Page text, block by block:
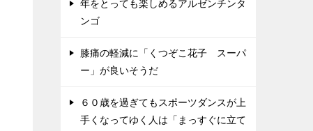
年をとっても楽しめるアルゼンチンタ
ンゴ
膝痛の軽減に「くつぞこ花子 スーパ
ー」が良いそうだ
６０歳を過ぎてもスポーツダンスが上
手くなってゆく人は「まっすぐに立て